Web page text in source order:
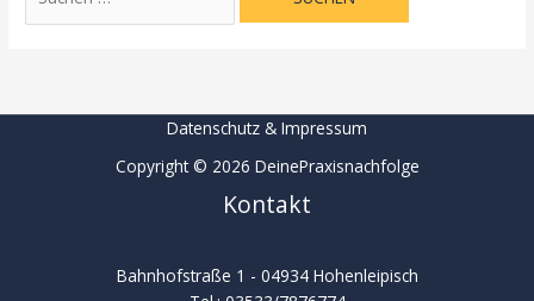
Datenschutz & Impressum
Copyright © 2026 DeinePraxisnachfolge
Kontakt
Bahnhofstraße 1 - 04934 Hohenleipisch